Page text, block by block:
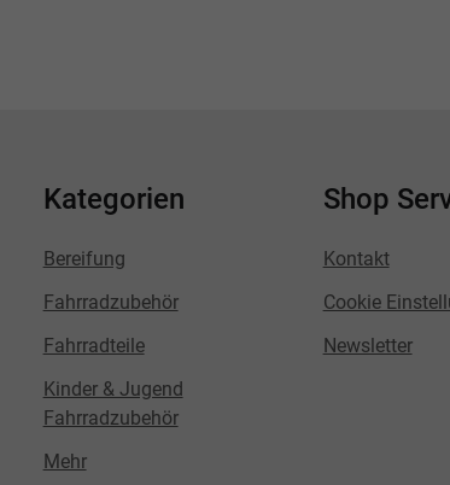
Kategorien
Bereifung
Fahrradzubehör
Fahrradteile
Kinder & Jugend
Fahrradzubehör
Mehr
Shop
Kontakt
Cookie
Newsletter